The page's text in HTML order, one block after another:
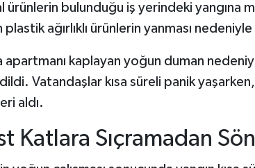
ürünlerin bulunduğu iş yerindeki yangına
ağırlıklı ürünlerin yanması
apartmanı kaplayan yoğun duman
Vatandaşlar kısa süreli panik
aldı.
Katlara Sıçramadan